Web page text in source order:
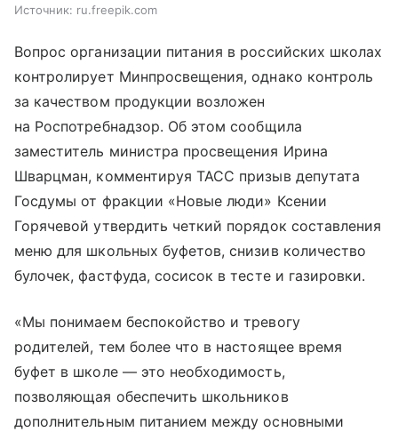
Источник: ru.freepik.com
Вопрос организации питания в российских школах
контролирует Минпросвещения, однако контроль
за качеством продукции возложен
на Роспотребнадзор. Об этом сообщила
заместитель министра просвещения Ирина
Шварцман, комментируя ТАСС призыв депутата
Госдумы от фракции «Новые люди» Ксении
Горячевой утвердить четкий порядок составления
меню для школьных буфетов, снизив количество
булочек, фастфуда, сосисок в тесте и газировки.
«Мы понимаем беспокойство и тревогу
родителей, тем более что в настоящее время
буфет в школе — это необходимость,
позволяющая обеспечить школьников
дополнительным питанием между основными